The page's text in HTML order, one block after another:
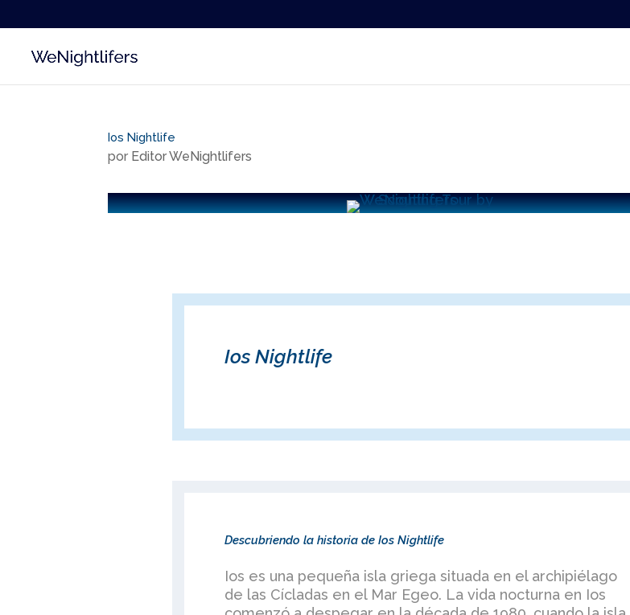
Ios Nightlife
por Editor WeNightlifers
Ios Nightlife
Descubriendo la historia de Ios Nightlife
Ios es una pequeña isla griega situada en el archipiélago
de las Cícladas en el Mar Egeo. La vida nocturna en Ios